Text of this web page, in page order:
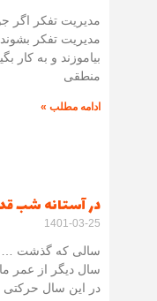
مدیریت تفکر اگر
مدیریت تفکر
بیاموزند و به کار
منطقی
ادامه مطلب »
در آستانه شب
1401-03-25
سالی که گذشت …
سال دیگر از عمر
در این سال حرکتی